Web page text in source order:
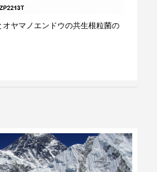
ヤマノエンドウの共生根粒菌の